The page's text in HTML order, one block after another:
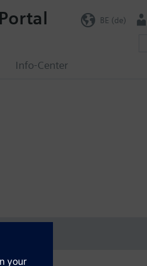
Info-Center
BE (de)